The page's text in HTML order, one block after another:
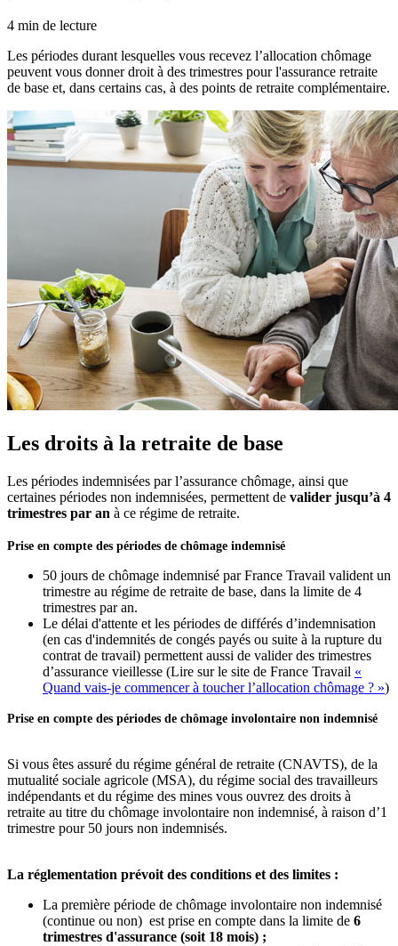
4 min de lecture
Les périodes durant lesquelles vous recevez l’allocation chômage
peuvent vous donner droit à des trimestres pour l'assurance retraite
de base et, dans certains cas, à des points de retraite complémentaire.
Les droits à la retraite de base
Les périodes indemnisées par l’assurance chômage, ainsi que
certaines périodes non indemnisées, permettent de valider jusqu’à 4
trimestres par an à ce régime de retraite.
Prise en compte des périodes de chômage indemnisé
50 jours de chômage indemnisé par France Travail valident un
trimestre au régime de retraite de base, dans la limite de 4
trimestres par an.
Le délai d'attente et les périodes de différés d’indemnisation
(en cas d'indemnités de congés payés ou suite à la rupture du
contrat de travail) permettent aussi de valider des trimestres
d’assurance vieillesse (Lire sur le site de France Travail «
Quand vais-je commencer à toucher l’allocation chômage ? »)
Prise en compte des périodes de chômage involontaire non indemnisé
Si vous êtes assuré du régime général de retraite (CNAVTS), de la
mutualité sociale agricole (MSA), du régime social des travailleurs
indépendants et du régime des mines vous ouvrez des droits à
retraite au titre du chômage involontaire non indemnisé, à raison d’1
trimestre pour 50 jours non indemnisés.
La réglementation prévoit des conditions et des limites :
La première période de chômage involontaire non indemnisé
(continue ou non) est prise en compte dans la limite de 6
trimestres d'assurance (soit 18 mois) ;